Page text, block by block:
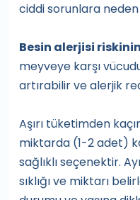
ciddi sorunlara
Besin alerjisi
meyveye karşı
artırabilir ve alerjik
Aşırı tüketimden
miktarda (1-2 adet)
sağlıklı seçenektir.
sıklığı ve miktarı